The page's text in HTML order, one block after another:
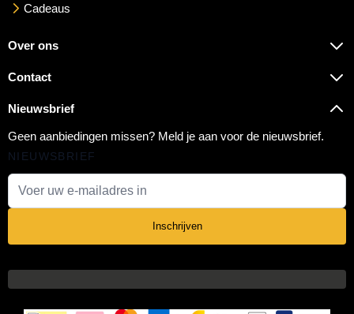
Cadeaus
Over ons
Contact
Nieuwsbrief
Geen aanbiedingen missen? Meld je aan voor de nieuwsbrief.
NIEUWSBRIEF
Inschrijven